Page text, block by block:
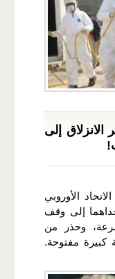
الانزلاق إلى
الأوروبي
إلى وقف
وحذر من
كبيرة مفتوحة.